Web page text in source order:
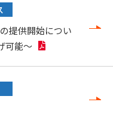
提供開始につい
可能～